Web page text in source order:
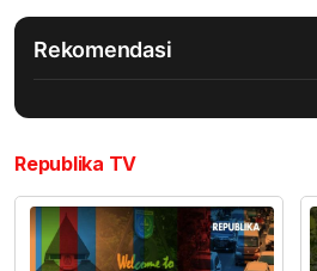
Rekomendasi
Republika TV